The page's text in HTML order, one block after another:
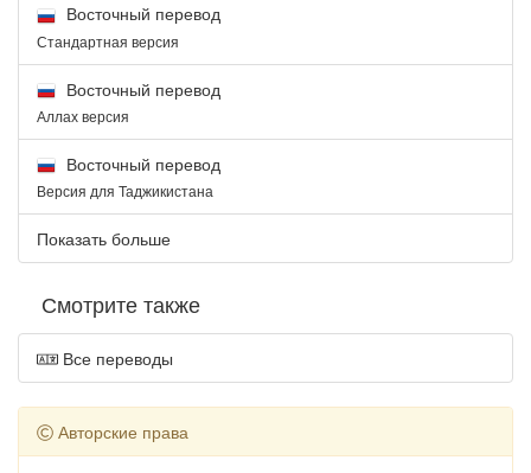
Восточный перевод
Стандартная версия
Восточный перевод
Аллах версия
Восточный перевод
Версия для Таджикистана
Показать больше
Смотрите также
Все переводы
Авторские права